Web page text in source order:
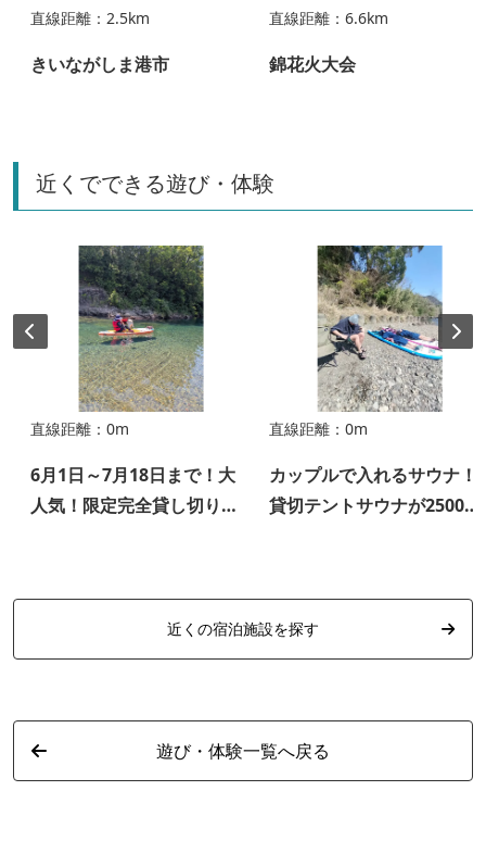
直線距離：2.5km
きいながしま港市
直線距離：6.6km
錦花火大会
近くでできる遊び・体験
直線距離：0m
6月1日～7月18日まで！大
人気！限定完全貸し切りド
直線距離：0m
カップルで入れるサウナ！
貸切テントサウナが2500
近くの宿泊施設を探す
遊び・体験一覧へ戻る